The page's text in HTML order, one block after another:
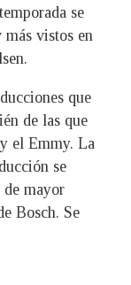
se
vistos en
que
de las que
el Emmy. La
se
de mayor
Bosch. Se